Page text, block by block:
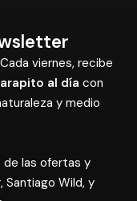
viernes, recibe
al día con
y medio
de las ofertas y
Santiago Wild, y